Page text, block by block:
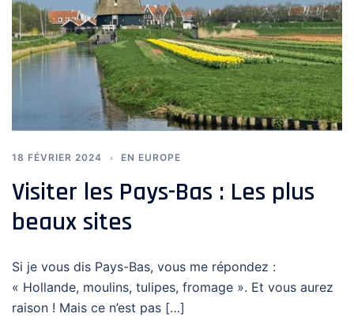
18 FÉVRIER 2024 EN EUROPE
Visiter les Pays-Bas : Les plus
beaux sites
Si je vous dis Pays-Bas, vous me répondez :
« Hollande, moulins, tulipes, fromage ». Et vous aurez
raison ! Mais ce n’est pas […]